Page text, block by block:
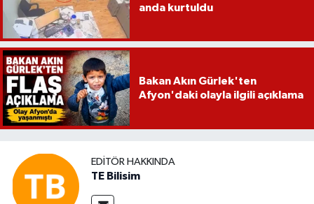
anda kurtuldu
Bakan Akın Gürlek'ten
Afyon'daki olayla ilgili açıklama
EDITÖR HAKKINDA
TE Bilisim